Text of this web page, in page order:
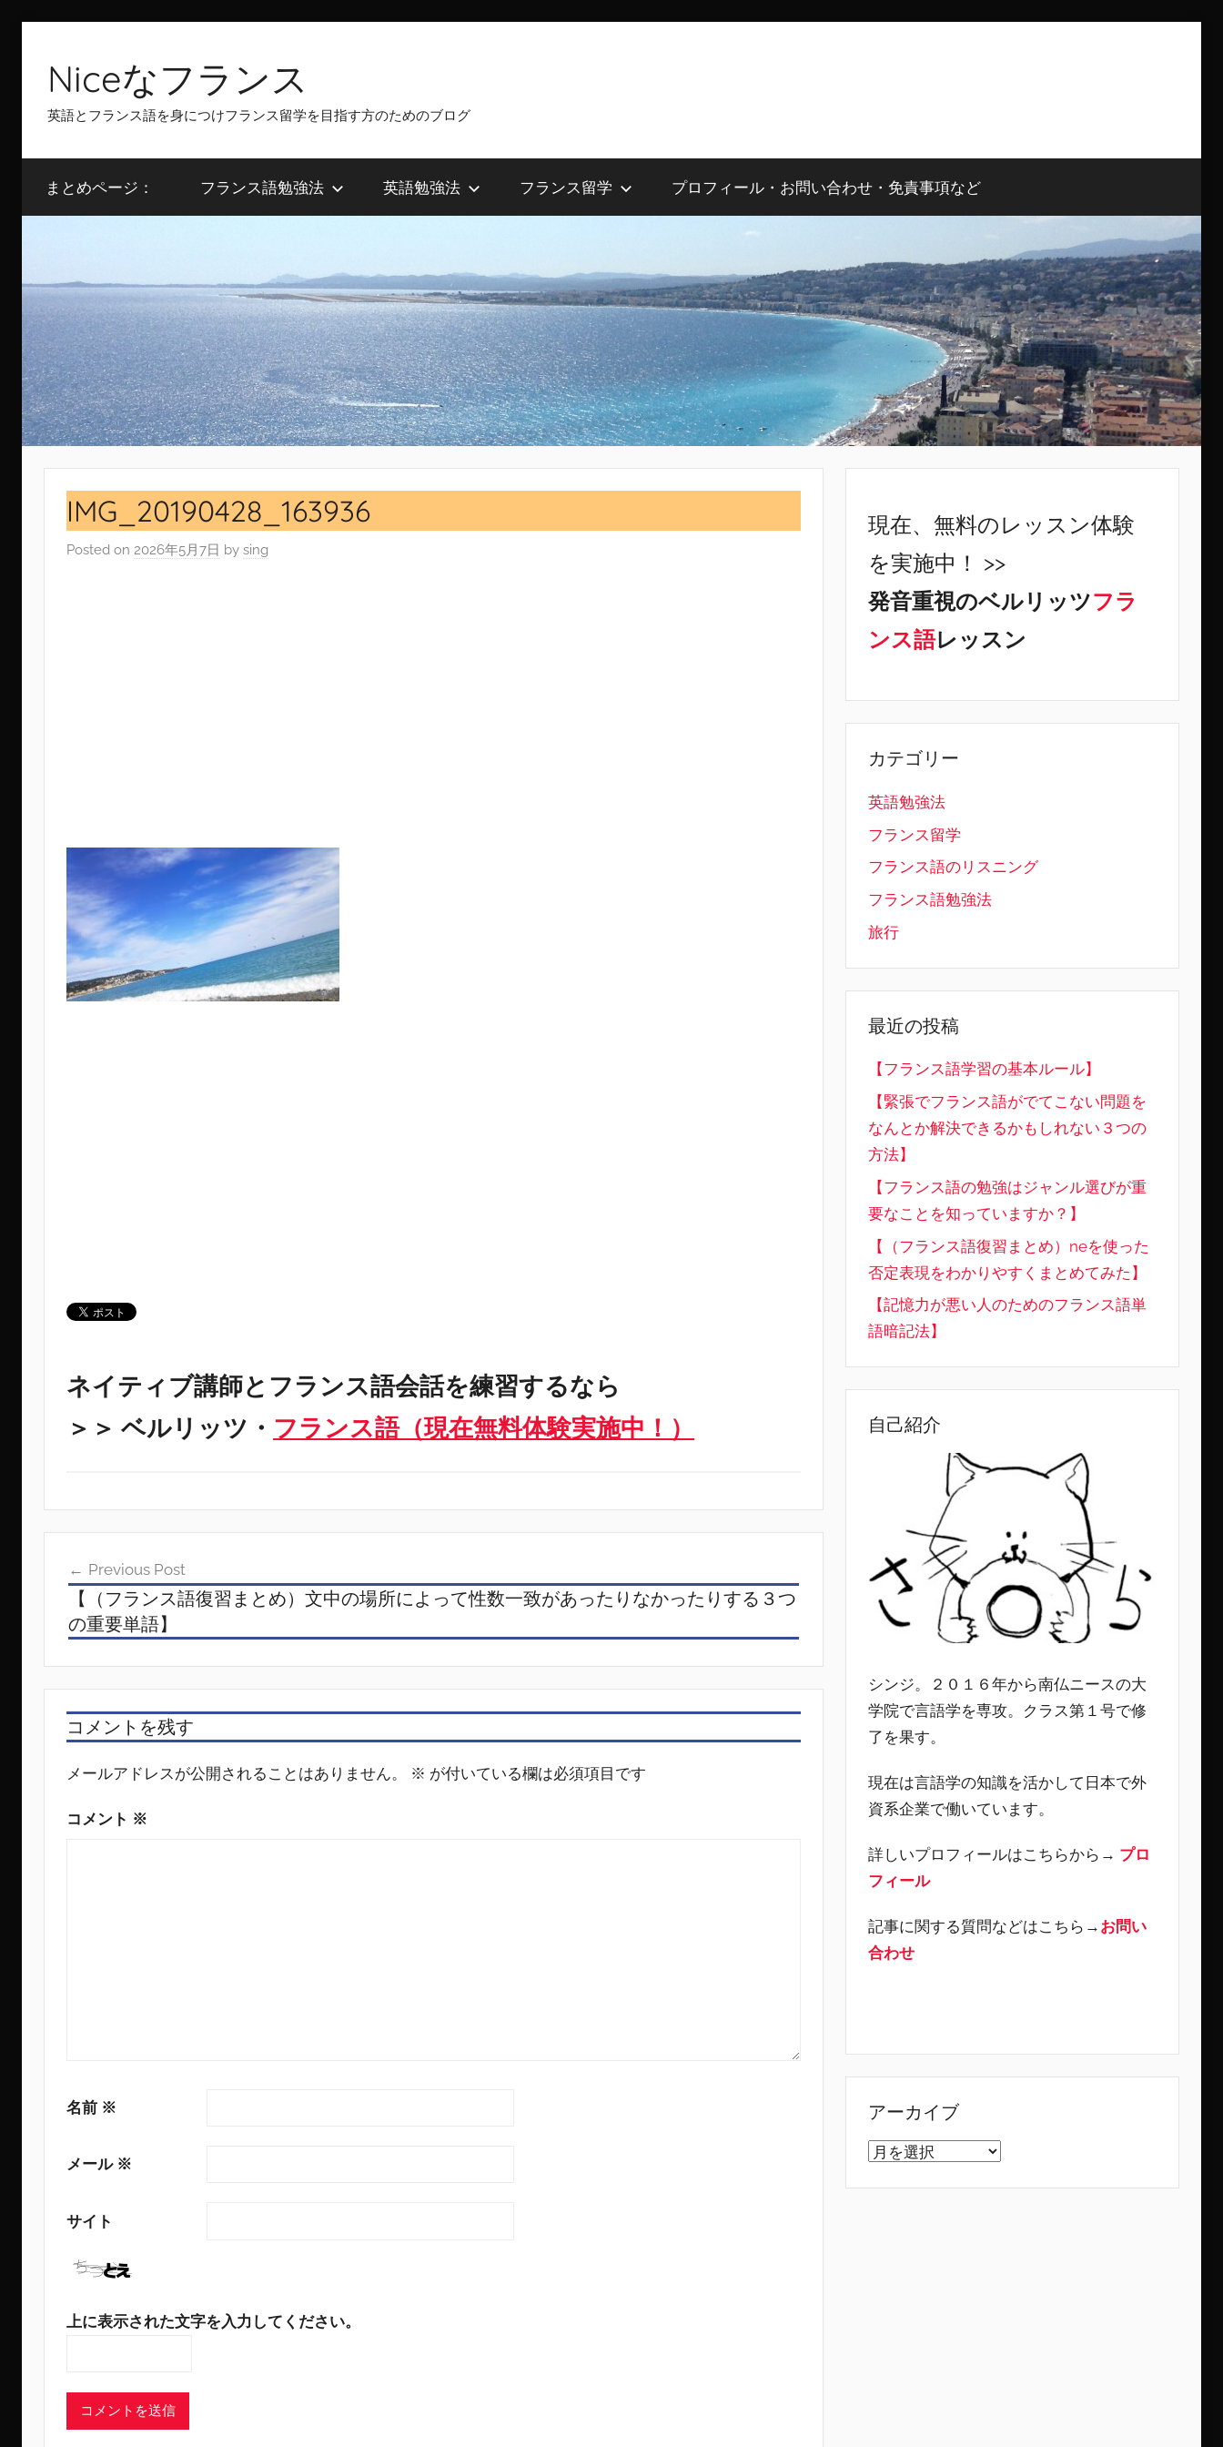
contentNiceなフランス
英語とフランス語を身につけフランス留学を目指す方のためのブログ
まとめページ： フランス語勉強法 英語勉強法 フランス留学 プロフィール・お問い合わせ・免責事項など
IMG_20190428_163936
Posted on 2026年5月7日 by sing
ネイティブ講師とフランス語会話を練習するなら
＞＞ ベルリッツ・ フランス語（現在無料体験実施中！）
シ
Previous Post
【（フランス語復習まとめ）文中の場所によって性数一致があったりなかったりする３つ
の重要単語】
コメントを残す
メールアドレスが公開されることはありません。 ※ が付いている欄は必須項目です
コメント ※
名前 ※
メール ※
サイト
上に表示された文字を入力してください。
現在、無料のレッスン体験
を実施中！ >>
発音重視のベルリッツフラ
ンス語レッスン
カテゴリー
英語勉強法
フランス留学
フランス語のリスニング
フランス語勉強法
旅行
最近の投稿
【フランス語学習の基本ルール】
【緊張でフランス語がでてこない問題を
なんとか解決できるかもしれない３つの
方法】
【フランス語の勉強はジャンル選びが重
要なことを知っていますか？】
【（フランス語復習まとめ）neを使った
否定表現をわかりやすくまとめてみた】
【記憶力が悪い人のためのフランス語単
語暗記法】
自己紹介
シンジ。２０１６年から南仏ニースの大
学院で言語学を専攻。クラス第１号で修
了を果す。
現在は言語学の知識を活かして日本で外
資系企業で働いています。
詳しいプロフィールはこちらから→ プロ
フィール
記事に関する質問などはこちら→ お問い
合わせ
アーカイブ
ア